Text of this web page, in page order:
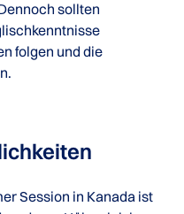
sollten
folgen und die
Session in Kanada ist